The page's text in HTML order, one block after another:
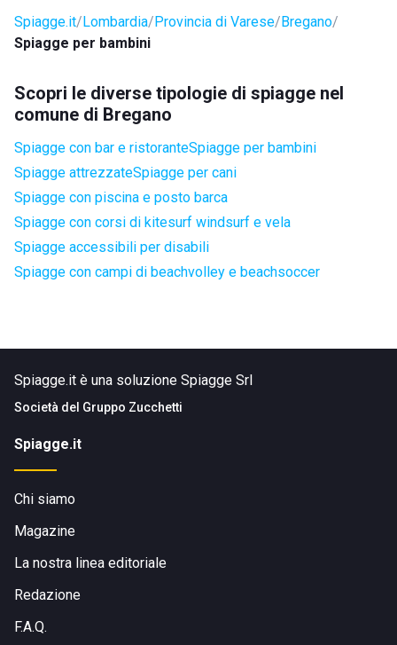
Spiagge.it Lombardia Provincia di Varese Bregano
Spiagge per bambini
Scopri le diverse tipologie di spiagge nel
comune di Bregano
Spiagge con bar e ristoranteSpiagge per bambini
Spiagge attrezzateSpiagge per cani
Spiagge con piscina e posto barca
Spiagge con corsi di kitesurf windsurf e vela
Spiagge accessibili per disabili
Spiagge con campi di beachvolley e beachsoccer
Spiagge.it è una soluzione Spiagge Srl
Società del Gruppo Zucchetti
Spiagge.it
Chi siamo
Magazine
La nostra linea editoriale
Redazione
F.A.Q.